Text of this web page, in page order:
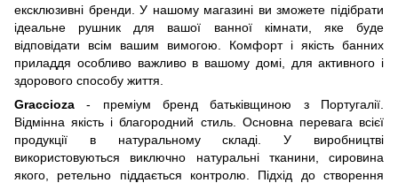
ексклюзивні бренди. У нашому магазині ви зможете підібрати
ідеальне рушник для вашої ванної кімнати, яке буде
відповідати всім вашим вимогою. Комфорт і якість банних
приладдя особливо важливо в вашому домі, для активного і
здорового способу життя.
Graccioza - преміум бренд батьківщиною з Португалії.
Відмінна якість і благородний стиль. Основна перевага всієї
продукції в натуральному складі. У виробництві
використовуються виключно натуральні тканини, сировина
якого, ретельно піддається контролю. Підхід до створення